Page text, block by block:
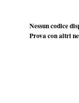
Nessun codice
Prova con altri